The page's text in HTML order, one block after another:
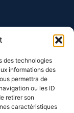
des technologies
informations des
permettra de
ou les ID
retirer son
caractéristiques